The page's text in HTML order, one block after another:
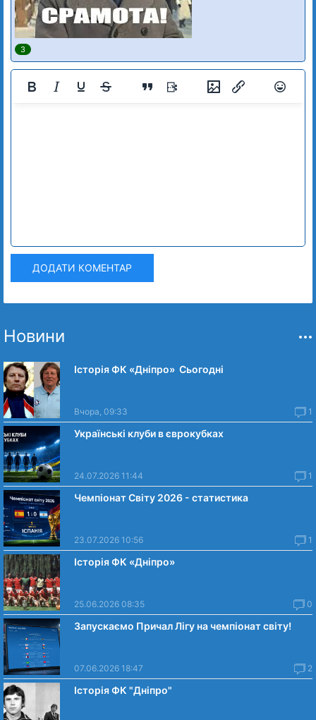
3
ДОДАТИ КОМЕНТАР
Новини
Історія ФК «Дніпро» Сьогодні
Вчора, 09:33 1
Українські клуби в єврокубках
24.07.2026 11:44 1
Чемпіонат Світу 2026 - статистика
23.07.2026 10:56 1
Історія ФК «Дніпро»
25.06.2026 08:35 0
Запускаємо Причал Лігу на чемпіонат світу!
07.06.2026 18:47 2
Історія ФК "Дніпро"